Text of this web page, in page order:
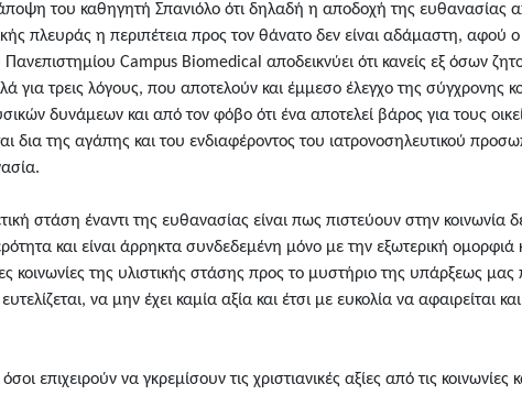
του καθηγητή Σπανιόλο ότι δηλαδή η αποδοχή της ευθανασίας
πλευράς η περιπέτεια προς τον θάνατο δεν είναι αδάμαστη,
Campus Biomedical αποδεικνύει ότι κανείς εξ όσων
για τρεις λόγους, που αποτελούν και έμμεσο έλεγχο της σύγχρονης
δυνάμεων και από τον φόβο ότι ένα αποτελεί βάρος για τους
δια της αγάπης και του ενδιαφέροντος του ιατρονοσηλευτικού
στάση έναντι της ευθανασίας είναι πως πιστεύουν στην κοινωνία
και είναι άρρηκτα συνδεδεμένη μόνο με την εξωτερική ομορφιά
κοινωνίες της υλιστικής στάσης προς το μυστήριο της υπάρξεως
να μην έχει καμία αξία και έτσι με ευκολία να αφαιρείται
επιχειρούν να γκρεμίσουν τις χριστιανικές αξίες από τις